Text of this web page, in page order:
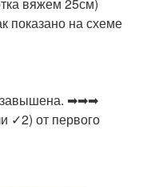
Женские шапки
показано на схеме
завышена. ➡➡➡
✓2) от первого